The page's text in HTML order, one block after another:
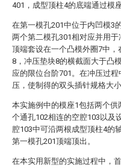
401，成型顶柱4的底端通过模
在第一模孔201中位于内凹模3
两个第二模孔301相对应并用
顶端套设在一个凸模外圈7中
8，冲压垫块8的横截面大于凸
应的限位台阶701。在冲压过
压，使制得的双头插针规格大小
本实施例中的模座1包括两个
个通孔102相连的空腔103以及
腔103中可沿两根成型顶柱4的
第一模孔201顶端顶出。
在本实用新型的实施过程中，